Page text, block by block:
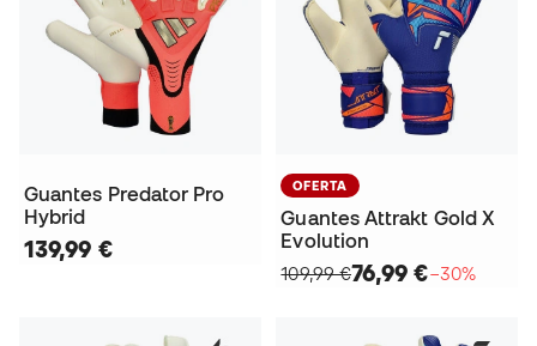
Guantes Predator Pro
Hybrid
139,99 €
OFERTA
Guantes Attrakt Gold X
Evolution
109,99 €76,99 €−30%